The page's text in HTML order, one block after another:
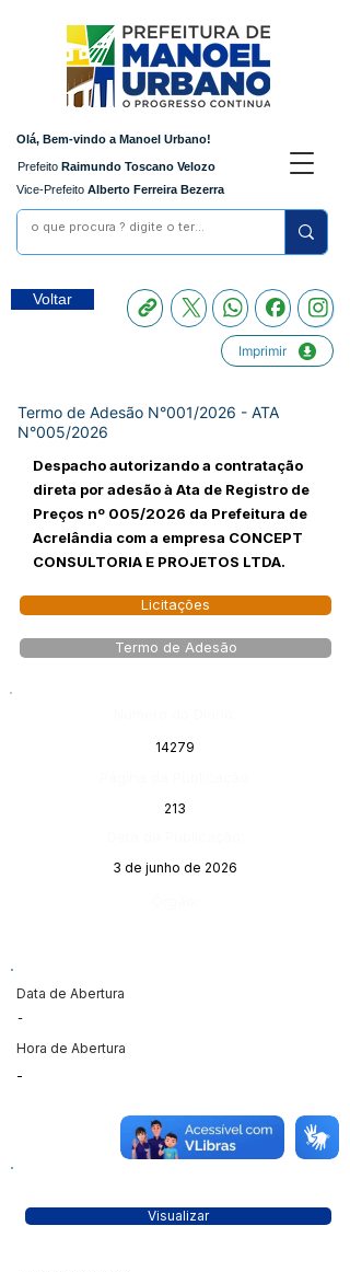
Olá, Bem-vindo a Manoel Urbano!
Prefeito Raimundo Toscano Velozo
Vice-Prefeito Alberto Ferreira Bezerra
Voltar
Imprimir
Termo de Adesão N°001/2026 - ATA
N°005/2026
Despacho autorizando a contratação
direta por adesão à Ata de Registro de
Preços nº 005/2026 da Prefeitura de
Acrelândia com a empresa CONCEPT
CONSULTORIA E PROJETOS LTDA.
Licitações
Termo de Adesão
14279
213
3 de junho de 2026
Data de Abertura
-
Hora de Abertura
-
Visualizar